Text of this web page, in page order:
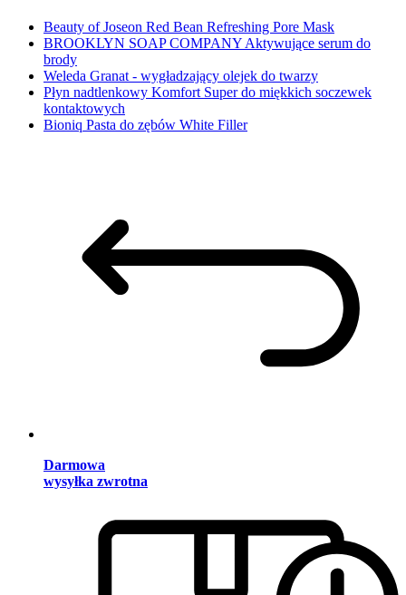
Beauty of Joseon Red Bean Refreshing Pore Mask
BROOKLYN SOAP COMPANY Aktywujące serum do
brody
Weleda Granat - wygładzający olejek do twarzy
Płyn nadtlenkowy Komfort Super do miękkich soczewek
kontaktowych
Bioniq Pasta do zębów White Filler
Darmowa
wysyłka zwrotna